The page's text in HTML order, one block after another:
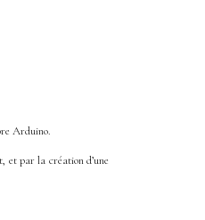
Arduino.
et par la création d’une